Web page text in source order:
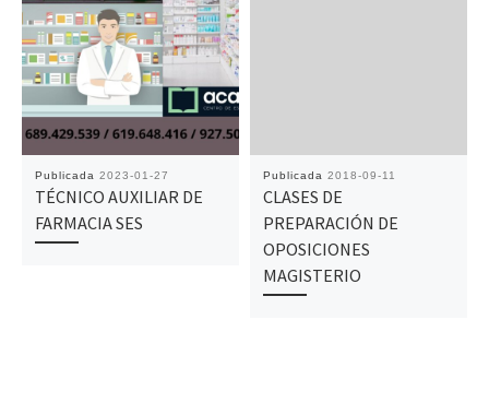
Publicada 2023-01-27
TÉCNICO AUXILIAR DE
FARMACIA SES
Publicada 2018-09-11
CLASES DE
PREPARACIÓN DE
OPOSICIONES
MAGISTERIO